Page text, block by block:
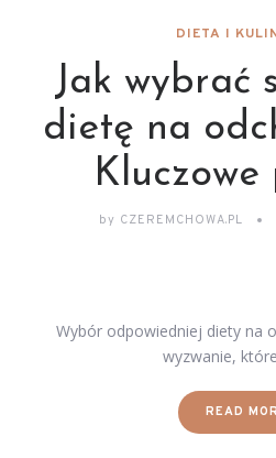
DIETA I
Jak wybrać
dietę na
by CZEREMCHOWA.PL
Wybór odpowiedniej diety na
wyzwanie,
READ